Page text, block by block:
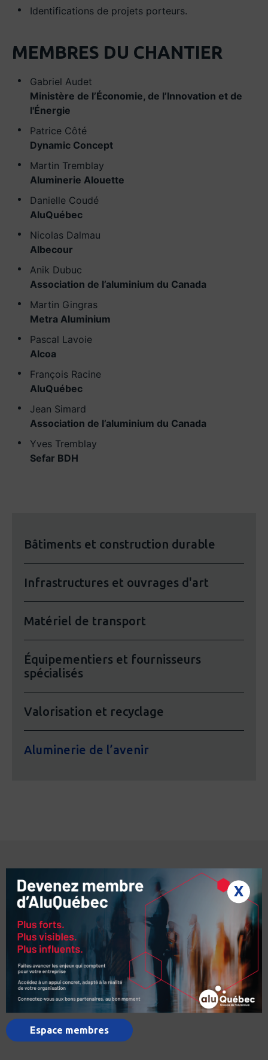
X
Espace membres
Identifications de projets porteurs.
MEMBRES DU CHANTIER
Gabriel Audet
Ministère de l’Économie, de l’Innovation et de
l'Énergie
Patrice Côté
Dynamic Concept
Martin Tremblay
Aluminerie Alouette
Danielle Coudé
AluQuébec
Nicolas Dalmau
Albecour
Anik Dubuc
Association de l’aluminium du Canada
Martin Gingras
Metra Aluminium
Pascal Lavoie
Alcoa
François Racine
AluQuébec
Jean Simard
Association de l’aluminium du Canada
Yves Tremblay
Sefar BDH
Bâtiments et construction durable
Infrastructures et ouvrages d'art
Matériel de transport
Équipementiers et fournisseurs
spécialisés
Valorisation et recyclage
Aluminerie de l’avenir